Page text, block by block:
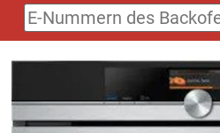
E-
Nummern
(keine
Sonderzeichen)